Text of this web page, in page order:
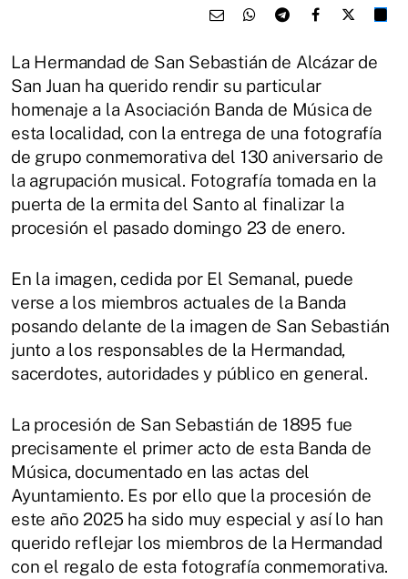
La Hermandad de San Sebastián de Alcázar de
San Juan ha querido rendir su particular
homenaje a la Asociación Banda de Música de
esta localidad, con la entrega de una fotografía
de grupo conmemorativa del 130 aniversario de
la agrupación musical. Fotografía tomada en la
puerta de la ermita del Santo al finalizar la
procesión el pasado domingo 23 de enero.
En la imagen, cedida por El Semanal, puede
verse a los miembros actuales de la Banda
posando delante de la imagen de San Sebastián
junto a los responsables de la Hermandad,
sacerdotes, autoridades y público en general.
La procesión de San Sebastián de 1895 fue
precisamente el primer acto de esta Banda de
Música, documentado en las actas del
Ayuntamiento. Es por ello que la procesión de
este año 2025 ha sido muy especial y así lo han
querido reflejar los miembros de la Hermandad
con el regalo de esta fotografía conmemorativa.